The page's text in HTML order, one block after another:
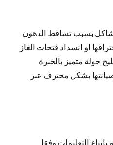
بسبب تساقط الدهون
او انسداد فتحات الغاز
جولة متميز بالخبرة
بشكل محترف عبر
التعليمات وفقا